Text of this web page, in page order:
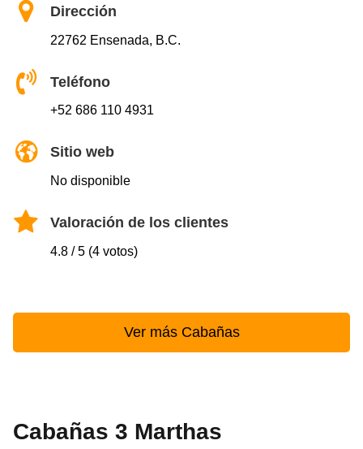
Dirección
22762 Ensenada, B.C.
Teléfono
+52 686 110 4931
Sitio web
No disponible
Valoración de los clientes
4.8 / 5 (4 votos)
Ver más Cabañas
Cabañas 3 Marthas